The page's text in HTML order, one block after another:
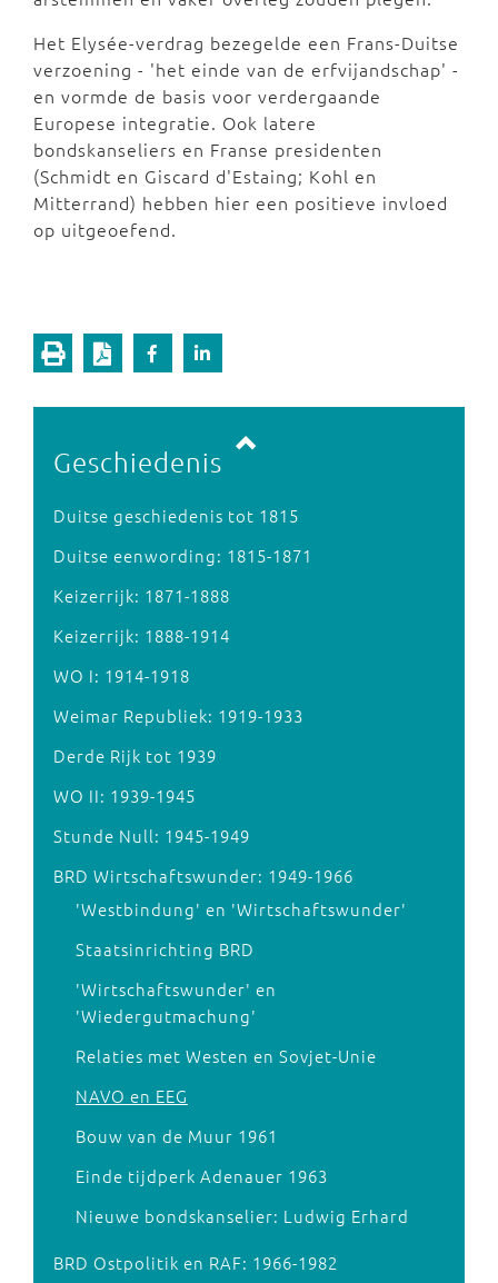
Het Elysée-verdrag bezegelde een Frans-Duitse
verzoening - 'het einde van de erfvijandschap' -
en vormde de basis voor verdergaande
Europese integratie. Ook latere
bondskanseliers en Franse presidenten
(Schmidt en Giscard d'Estaing; Kohl en
Mitterrand) hebben hier een positieve invloed
op uitgeoefend.
Geschiedenis
Duitse geschiedenis tot 1815
Duitse eenwording: 1815-1871
Keizerrijk: 1871-1888
Keizerrijk: 1888-1914
WO I: 1914-1918
Weimar Republiek: 1919-1933
Derde Rijk tot 1939
WO II: 1939-1945
Stunde Null: 1945-1949
BRD Wirtschaftswunder: 1949-1966
'Westbindung' en 'Wirtschaftswunder'
Staatsinrichting BRD
'Wirtschaftswunder' en
'Wiedergutmachung'
Relaties met Westen en Sovjet-Unie
NAVO en EEG
Bouw van de Muur 1961
Einde tijdperk Adenauer 1963
Nieuwe bondskanselier: Ludwig Erhard
BRD Ostpolitik en RAF: 1966-1982